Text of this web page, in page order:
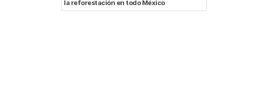
la reforestación en todo México